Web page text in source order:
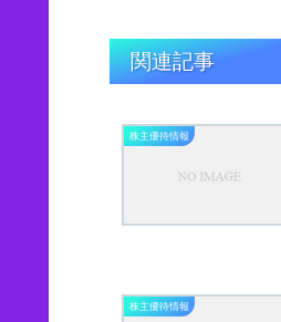
関連記事
株主優待情報
株主優待情報